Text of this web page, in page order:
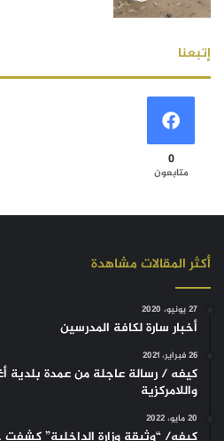
إتبعنا
0
متابعون
أكثر المقالات مشاهدة
27 يونيو، 2020
أخبار سارة لكافة المدرسين
26 فبراير، 2021
كيفه / رسالة عاجلة من عمدة بلدية
واللامركزية
20 مايو، 2022